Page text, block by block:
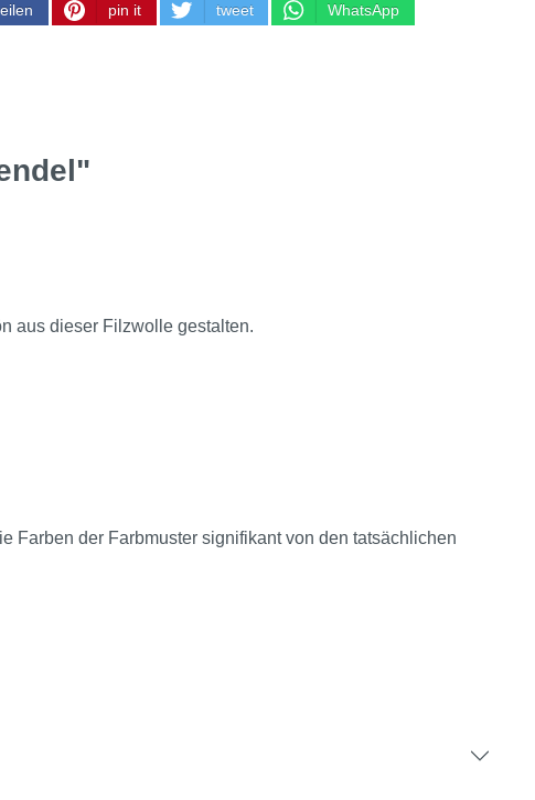
pin it tweet WhatsApp
aus dieser Filzwolle gestalten.
Farben der Farbmuster signifikant von den tatsächlichen